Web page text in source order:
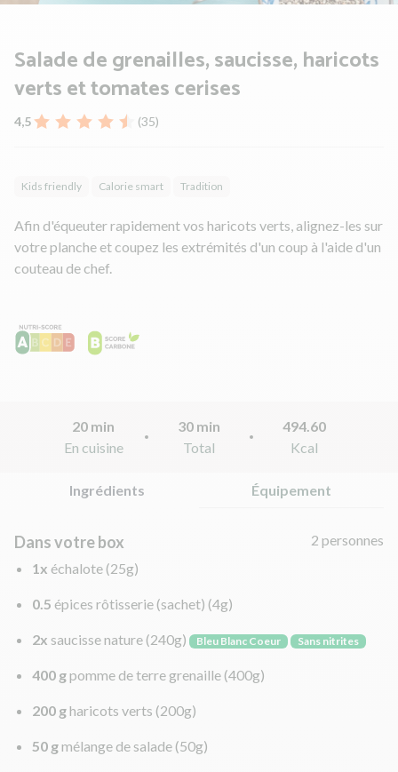
Salade de grenailles, saucisse, haricots
verts et tomates cerises
4,5 (35)
Kids friendly Calorie smart Tradition
Afin d'équeuter rapidement vos haricots verts, alignez-les sur
votre planche et coupez les extrémités d'un coup à l'aide d'un
couteau de chef.
20 min
En cuisine
30 min
Total
494.60
Kcal
Ingrédients Équipement
Dans votre box
2 personnes
1x échalote (25g)
0.5 épices rôtisserie (sachet) (4g)
2x saucisse nature (240g) Bleu Blanc Coeur Sans nitrites
400 gpomme de terre grenaille (400g)
200 gharicots verts (200g)
50 gmélange de salade (50g)